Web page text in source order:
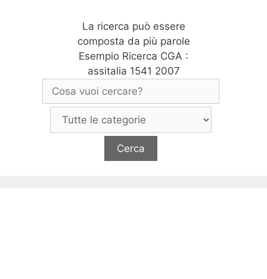
La ricerca può essere
composta da più parole
Esempio Ricerca CGA :
assitalia 1541 2007